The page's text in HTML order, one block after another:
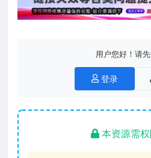
用户您好！请先
登录
本资源需